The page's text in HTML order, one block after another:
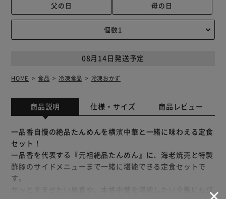
父の日
母の日
08月14日発送予定
HOME 食品 冷凍食品 冷凍おかず
商品説明 仕様・サイズ 商品レビュー
一品香自慢の絶品たんめんを横濱中華と一緒に味わえる定食
セット！
一品香を代表する『元祖絶品たんめん』に、海老焼売と特製
酢豚のサイドメニューまで一緒に堪能できる定食セットで
す。